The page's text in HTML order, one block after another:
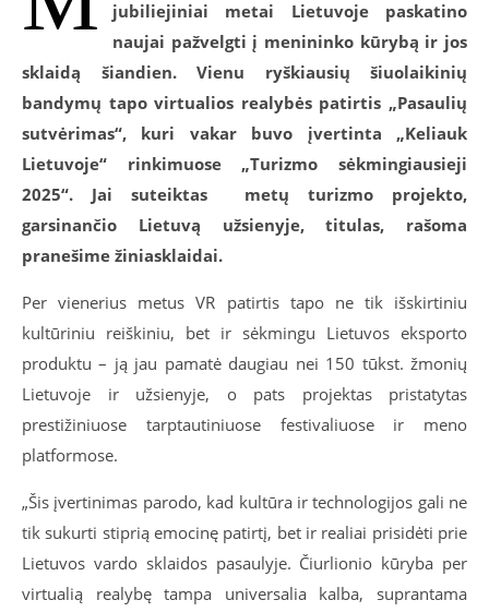
jubiliejiniai metai Lietuvoje paskatino
naujai pažvelgti į menininko kūrybą ir jos
sklaidą šiandien. Vienu ryškiausių šiuolaikinių
bandymų tapo virtualios realybės patirtis „Pasaulių
sutvėrimas“, kuri vakar buvo įvertinta „Keliauk
Lietuvoje“ rinkimuose „Turizmo sėkmingiausieji
2025“. Jai suteiktas metų turizmo projekto,
garsinančio Lietuvą užsienyje, titulas, rašoma
pranešime žiniasklaidai.
Per vienerius metus VR patirtis tapo ne tik išskirtiniu
kultūriniu reiškiniu, bet ir sėkmingu Lietuvos eksporto
produktu – ją jau pamatė daugiau nei 150 tūkst. žmonių
Lietuvoje ir užsienyje, o pats projektas pristatytas
prestižiniuose tarptautiniuose festivaliuose ir meno
platformose.
„Šis įvertinimas parodo, kad kultūra ir technologijos gali ne
tik sukurti stiprią emocinę patirtį, bet ir realiai prisidėti prie
Lietuvos vardo sklaidos pasaulyje. Čiurlionio kūryba per
virtualią realybę tampa universalia kalba, suprantama